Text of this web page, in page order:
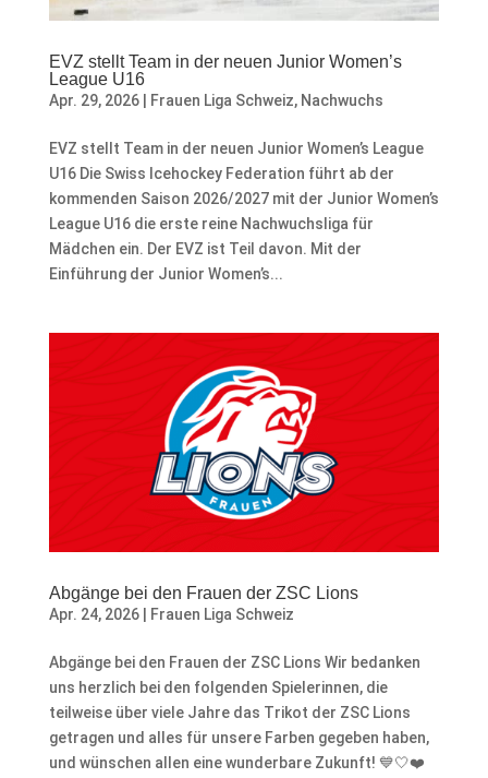
EVZ stellt Team in der neuen Junior Women’s
League U16
Apr. 29, 2026| Frauen Liga Schweiz, Nachwuchs
EVZ stellt Team in der neuen Junior Women’s League
U16 Die Swiss Icehockey Federation führt ab der
kommenden Saison 2026/2027 mit der Junior Women’s
League U16 die erste reine Nachwuchsliga für
Mädchen ein. Der EVZ ist Teil davon. Mit der
Einführung der Junior Women’s...
Abgänge bei den Frauen der ZSC Lions
Apr. 24, 2026| Frauen Liga Schweiz
Abgänge bei den Frauen der ZSC Lions Wir bedanken
uns herzlich bei den folgenden Spielerinnen, die
teilweise über viele Jahre das Trikot der ZSC Lions
getragen und alles für unsere Farben gegeben haben,
und wünschen allen eine wunderbare Zukunft! 💙🤍❤️